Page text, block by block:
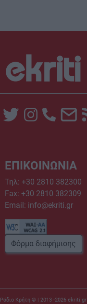
ΕΠΙΚΟΙΝΩΝΙΑ
Τηλ: +30 2810 382300
Fax: +30 2810 382309
Email: info@ekriti.gr
Φόρμα διαφήμισης
Ράδιο Κρήτη © | 2013 -2026 ekriti.gr